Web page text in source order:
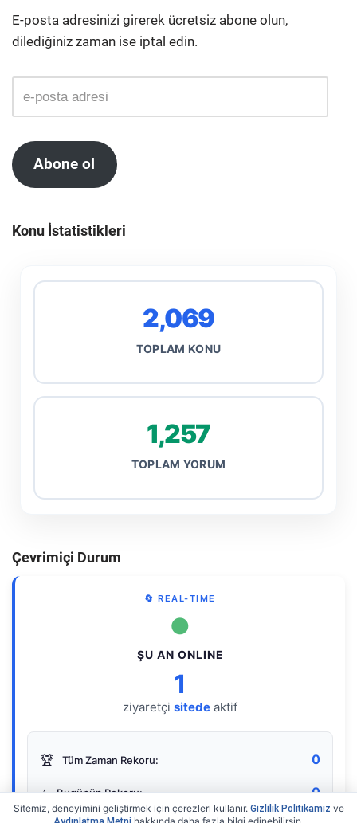
E-posta adresinizi girerek ücretsiz abone olun,
dilediğiniz zaman ise iptal edin.
Abone ol
Konu İstatistikleri
2,069
TOPLAM KONU
1,257
TOPLAM YORUM
Çevrimiçi Durum
🔄 REAL-TIME
●
ŞU AN ONLINE
1
ziyaretçi sitede aktif
🏆 Tüm Zaman Rekoru: 0
⭐ Bugünün Rekoru: 0
Sitemiz, deneyimini geliştirmek için çerezleri kullanır. Gizlilik Politikamız ve